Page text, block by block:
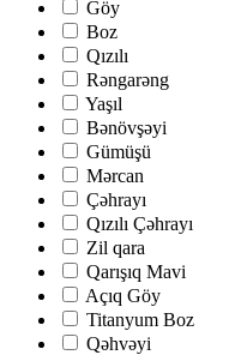
Göy
Boz
Qızılı
Rəngarəng
Yaşıl
Bənövşəyi
Gümüşü
Mərcan
Çəhrayı
Qızılı Çəhrayı
Zil qara
Qarışıq Mavi
Açıq Göy
Titanyum Boz
Qəhvəyi